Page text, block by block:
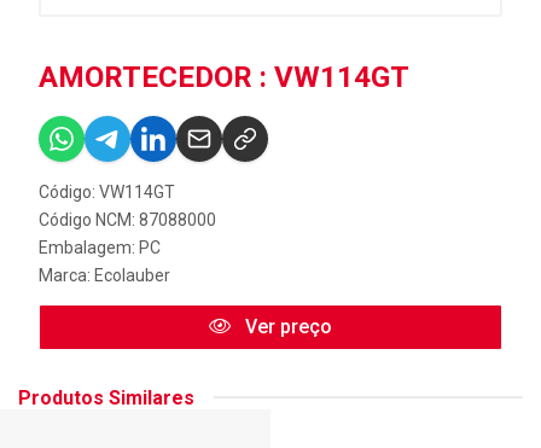
AMORTECEDOR : VW114GT
Código: VW114GT
Código NCM: 87088000
Embalagem: PC
Marca: Ecolauber
Ver preço
Produtos Similares